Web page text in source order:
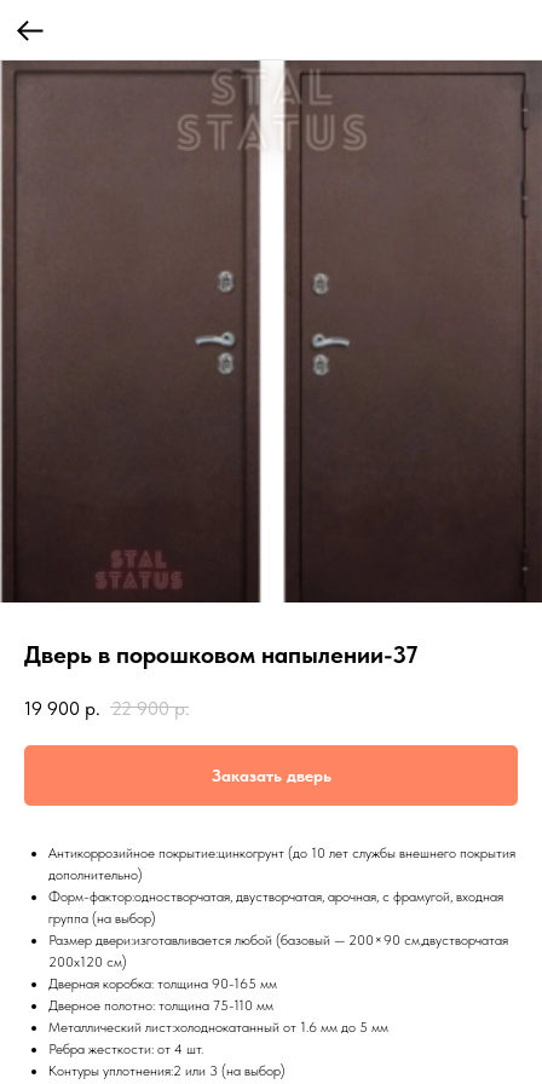
Дверь в порошковом напылении-37
19 900 р. 22 900 р.
Заказать дверь
Антикоррозийное покрытие:цинкогрунт (до 10 лет службы внешнего покрытия
дополнительно)
Форм-фактор:одностворчатая, двустворчатая, арочная, с фрамугой, входная
группа (на выбор)
Размер двери:изготавливается любой (базовый — 200×90 см,двустворчатая
200х120 см)
Дверная коробка: толщина 90-165 мм
Дверное полотно: толщина 75-110 мм
Металлический лист:холоднокатанный от 1.6 мм до 5 мм
Ребра жесткости: от 4 шт.
Контуры уплотнения:2 или 3 (на выбор)